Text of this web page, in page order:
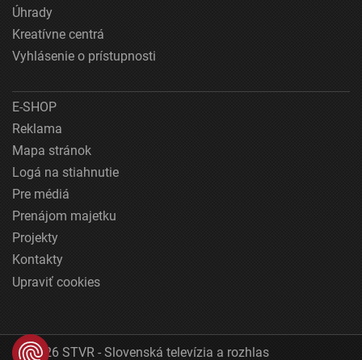
Úhrady
Kreatívne centrá
Vyhlásenie o prístupnosti
E-SHOP
Reklama
Mapa stránok
Logá na stiahnutie
Pre médiá
Prenájom majetku
Projekty
Kontakty
Upraviť cookies
© 2026 STVR - Slovenská televízia a rozhlas